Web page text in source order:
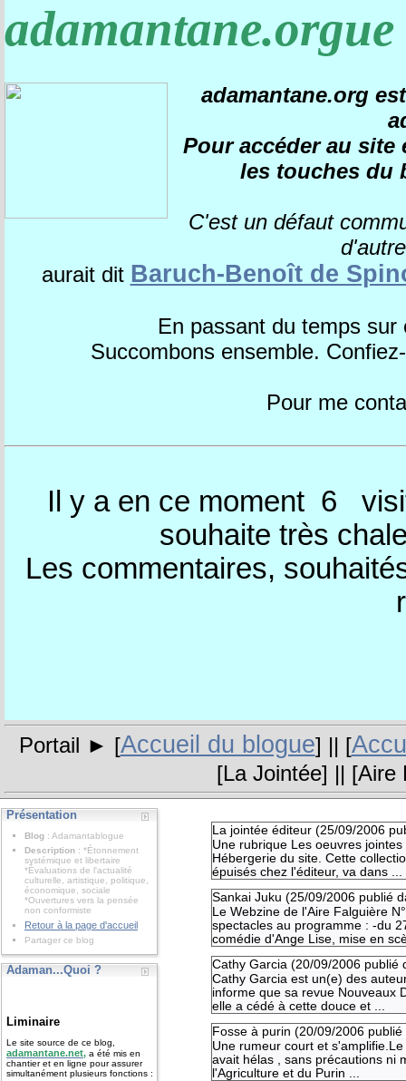
adamantane.orgue
adamantane.org
Pour accéder au site
les touches du
C'est un défaut
aurait dit Baruch-Benoît de
En passant du temps
Succombons ensemble.
Pour me
Il y a en ce moment 6
souhaite très
Les commentaires,
Portail ► [Accueil du blogue] || [
[La Jointée] || [Aire
Présentation
Blog: Adamantablogue
Description: *Étonnement
systémique et libertaire
*Évaluations de l'actualité
culturelle, artistique, politique,
économique, sociale
*Ouvertures vers la pensée
non conformiste
Retour à la page d'accueil
Partager ce blog
Adaman...Quoi ?
Liminaire
Le site source de ce blog,
adamantane.net,a été mis en
chantier et en ligne pour assurer
simultanément plusieurs fonctions :
La jointée éditeur (25/09/2006
Une rubrique Les oeuvres
Hébergerie du site. Cette
épuisés chez l'éditeur, va dans ...
Sankai Juku (25/09/2006 publié
Le Webzine de l'Aire Falguière
spectacles au programme : -du
comédie d'Ange Lise, mise en
Cathy Garcia (20/09/2006 publié
Cathy Garcia est un(e) des
informe que sa revue Nouveaux
elle a cédé à cette douce et ...
Fosse à purin (20/09/2006
Une rumeur court et
avait hélas , sans précautions ni
l'Agriculture et du Purin ...